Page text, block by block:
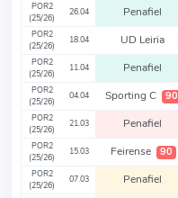
POR2
(25/26)
26.04 Penafiel
POR2
(25/26)
18.04 UD Leiria
POR2
(25/26)
11.04 Penafiel
POR2
(25/26)
04.04 Sporting C 90
POR2
(25/26)
21.03 Penafiel
POR2
(25/26)
15.03 Feirense 90
POR2
(25/26)
07.03 Penafiel